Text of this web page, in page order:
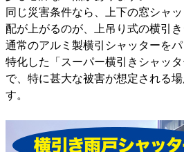
同じ災害条件なら、上下の窓シャ
配が上がるのが、上吊り式の横引
通常のアルミ製横引シャッターを
特化した「スーパー横引きシャッ
で、特に甚大な被害が想定される
す。